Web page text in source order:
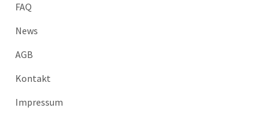
FAQ
News
AGB
Kontakt
Impressum